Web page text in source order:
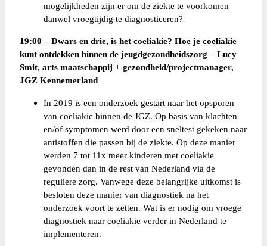
mogelijkheden zijn er om de ziekte te voorkomen
danwel vroegtijdig te diagnosticeren?
19:00 – Dwars en drie, is het coeliakie? Hoe je coeliakie
kunt ontdekken binnen de jeugdgezondheidszorg – Lucy
Smit, arts maatschappij + gezondheid/projectmanager,
JGZ Kennemerland
In 2019 is een onderzoek gestart naar het opsporen
van coeliakie binnen de JGZ. Op basis van klachten
en/of symptomen werd door een sneltest gekeken naar
antistoffen die passen bij de ziekte. Op deze manier
werden 7 tot 11x meer kinderen met coeliakie
gevonden dan in de rest van Nederland via de
reguliere zorg. Vanwege deze belangrijke uitkomst is
besloten deze manier van diagnostiek na het
onderzoek voort te zetten. Wat is er nodig om vroege
diagnostiek naar coeliakie verder in Nederland te
implementeren.